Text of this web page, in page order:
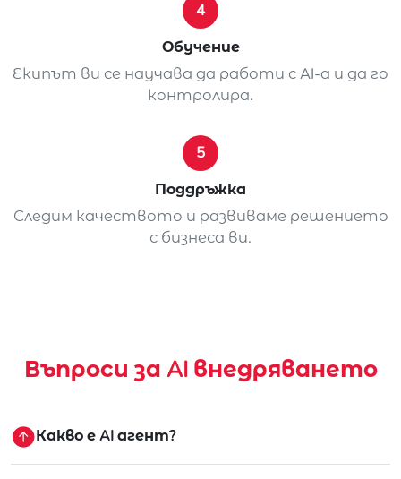
4
Обучение
Екипът ви се научава да работи с AI-а и да го
контролира.
5
Поддръжка
Следим качеството и развиваме решението
с бизнеса ви.
Въпроси за AI внедряването
Какво е AI агент?